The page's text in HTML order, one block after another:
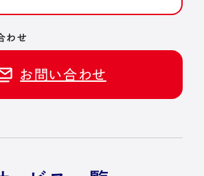
わせ
お問い合わせ